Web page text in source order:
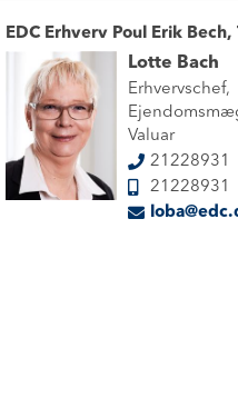
EDC Erhverv Poul Erik Bech,
Lotte Bach
Erhvervschef,
Valuar
21228931
21228931